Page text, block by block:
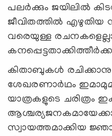
പലർക്കും ജയിലിൽ
ജീവിതത്തിൽ
വരെയുള്ള
കിതാബുകൾ
ശേഖരണാർഥം
യാത്രകളുടെ ചരിത്രം
സ്വായത്തമാക്കിയ